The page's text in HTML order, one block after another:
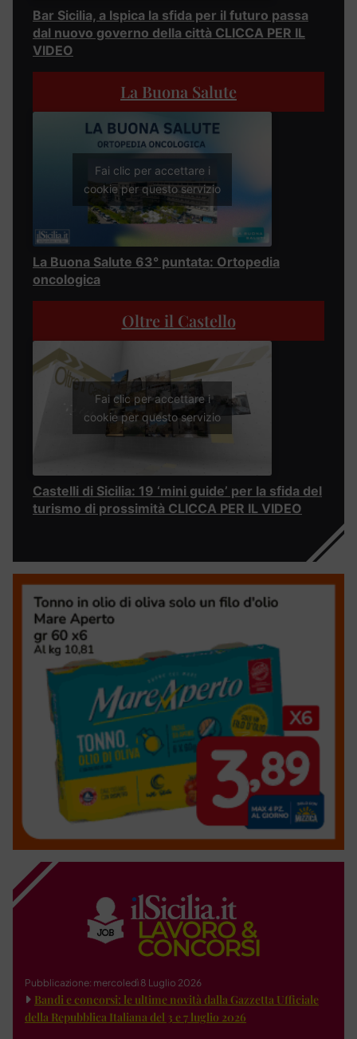
Bar Sicilia, a Ispica la sfida per il futuro passa
dal nuovo governo della città CLICCA PER IL
VIDEO
La Buona Salute
Fai clic per accettare i
cookie per questo servizio
La Buona Salute 63° puntata: Ortopedia
oncologica
Oltre il Castello
Fai clic per accettare i
cookie per questo servizio
Castelli di Sicilia: 19 ‘mini guide’ per la sfida del
turismo di prossimità CLICCA PER IL VIDEO
Pubblicazione: mercoledì 8 Luglio 2026
Bandi e concorsi: le ultime novità dalla Gazzetta Ufficiale
della Repubblica Italiana del 3 e 7 luglio 2026